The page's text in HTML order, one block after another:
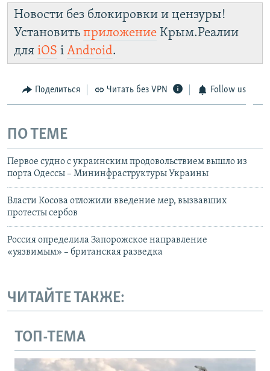
Новости без блокировки и цензуры!
Установить приложение Крым.Реалии
для iOS і Android.
Поделиться Читать без VPN Follow us
ПО ТЕМЕ
Первое судно с украинским продовольствием вышло из
порта Одессы – Мининфраструктуры Украины
Власти Косова отложили введение мер, вызвавших
протесты сербов
Россия определила Запорожское направление
«уязвимым» – британская разведка
ЧИТАЙТЕ ТАКЖЕ:
ТОП-ТЕМА